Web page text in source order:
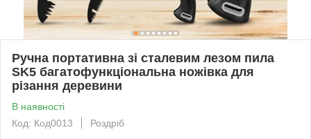
Ручна портативна зі сталевим лезом пила
SK5 багатофункціональна ножівка для
різання деревини
В наявності
Код: Код0013
Роздріб